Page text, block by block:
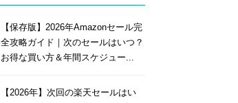
【保存版】2026年Amazonセール完
全攻略ガイド｜次のセールはいつ？
お得な買い方＆年間スケジュー...
【2026年】次回の楽天セールはい